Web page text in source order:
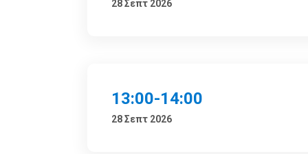
28 Σεπτ 2026
13:00-14:00
28 Σεπτ 2026